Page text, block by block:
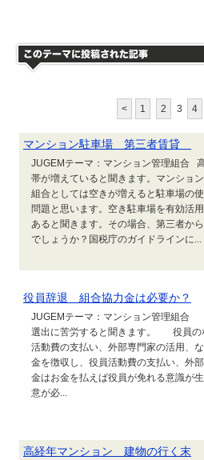
< 1 2 3 4
マンション駐車場 第三者賃貸
JUGEMテーマ：マンション管理組合
帯が増えていると聞きます。マンショ
組合としては空きが増えると駐車場の
問題と思います。空き駐車場を有効活
あると聞きます。その場合、第三者か
でしょうか？国税庁のガイドラインに...
役員辞退 組合協力金は必要か？
JUGEMテーマ：マンション管理組合
選出に苦労すると聞きます。 役員の
活動費の支払い、外部専門家の活用
金を徴収し、役員活動費の支払い、外
金はお金を払えば役員が免れる意識が
意が必...
高経年マンション 建物の行く末